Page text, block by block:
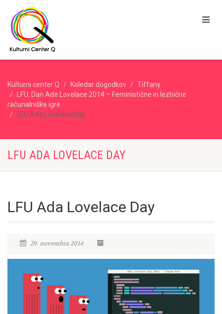
Kulturni center Q Koledar dogodkov
Tiffany
LFU: Dan Ade Lovelace 2014 – Feministične in lezbične
računalniške igre
LFU Ada Lovelace Day
LFU ADA LOVELACE DAY
LFU Ada Lovelace Day
29. novembra 2014